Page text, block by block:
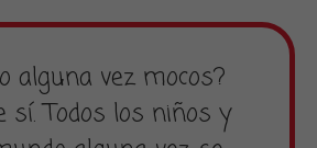
alguna vez mocos?
sí. Todos los niños y